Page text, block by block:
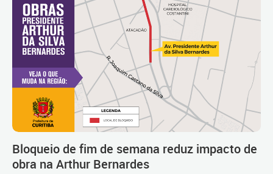
Bloqueio de fim de semana reduz impacto de
obra na Arthur Bernardes